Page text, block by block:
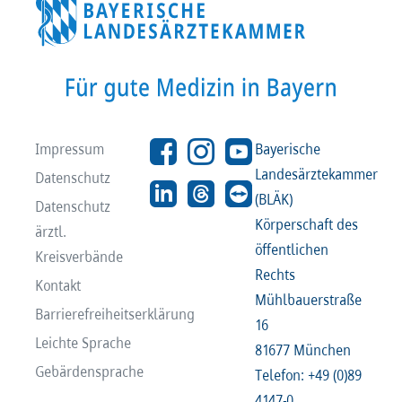
Recht
Service & Kontakt
Recht
Service & Kontakt
Impressum
Datenschutz
Datenschutz
ärztl.
Kreisverbände
Kontakt
Barrierefreiheitserklärung
Leichte Sprache
Gebärdensprache
Bayerische
Landesärztekammer
(BLÄK)
Körperschaft des
öffentlichen
Rechts
Mühlbauerstraße
16
81677 München
Telefon: +49 (0)89